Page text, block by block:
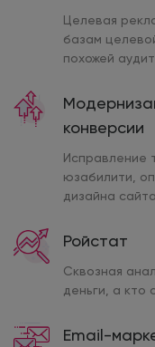
Целевая
базам
похожей
конверсии
Исправление
юзабилити,
дизайна сайта
Ройстат
Сквозная
деньги, а кто
Email-